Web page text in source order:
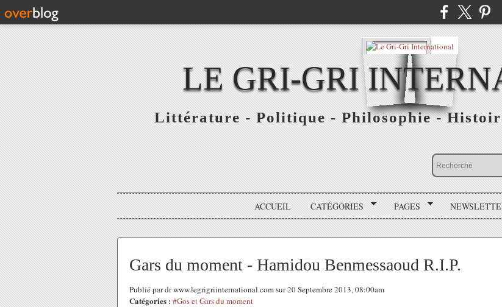
LE GRI-GRI
Littérature - Politique - Philosophie -
ACCUEIL CATÉGORIES PAGES
Gars du moment - Hamidou Benmessaoud R.I.P.
Publié par dr www.legrigriinternational.com sur 20 Septembre 2013, 08:00am
Catégories : #Gos et Gars du moment